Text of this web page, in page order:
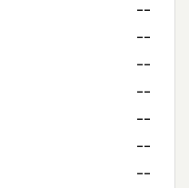
--
--
--
--
--
--
--